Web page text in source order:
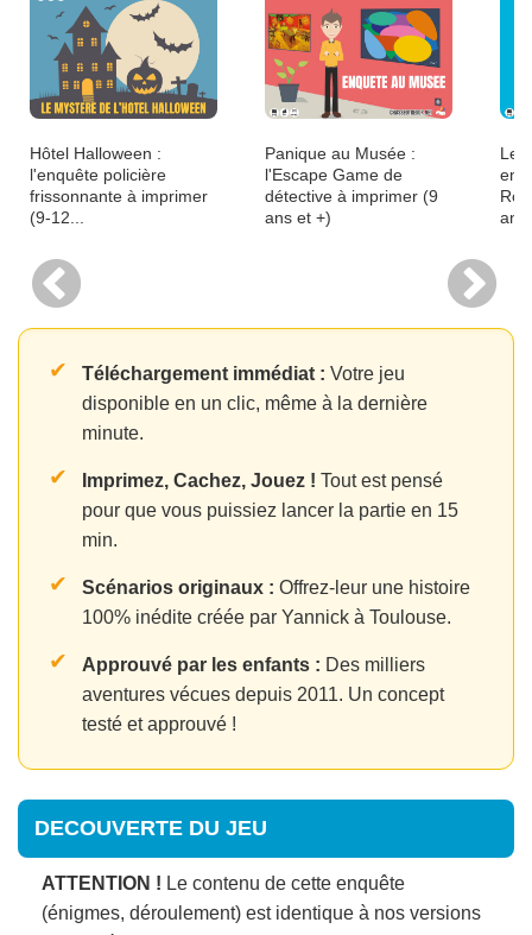
Hôtel Halloween :
l'enquête policière
frissonnante à imprimer
(9-12...
Panique au Musée :
l'Escape Game de
détective à imprimer (9
ans et +)
Le
ans)
✔ Téléchargement immédiat : Votre jeu
disponible en un clic, même à la dernière
minute.
✔ Imprimez, Cachez, Jouez ! Tout est pensé
pour que vous puissiez lancer la partie en 15
min.
✔ Scénarios originaux : Offrez-leur une histoire
100% inédite créée par Yannick à Toulouse.
✔ Approuvé par les enfants : Des milliers
aventures vécues depuis 2011. Un concept
testé et approuvé !
DECOUVERTE DU JEU
ATTENTION ! Le contenu de cette enquête
(énigmes, déroulement) est identique à nos versions